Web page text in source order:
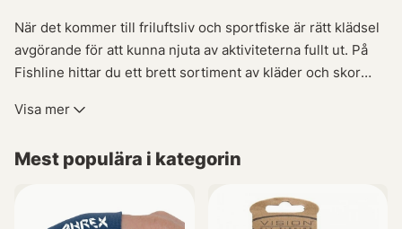
När det kommer till friluftsliv och sportfiske är rätt klädsel
avgörande för att kunna njuta av aktiviteterna fullt ut. På
Fishline hittar du ett brett sortiment av kläder och skor
bekväma sportfiskeskor så har vi allt du behöver för att
Vår kollektion inkluderar även funktionella fritidskläder
Visa mer
Mest populära i kategorin